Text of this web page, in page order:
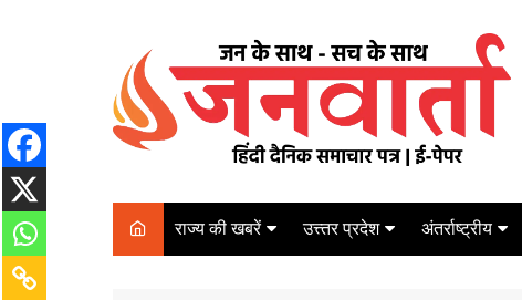
राज्य की खबरें उत्त्तर प्रदेश अंतर्राष्ट्रीय